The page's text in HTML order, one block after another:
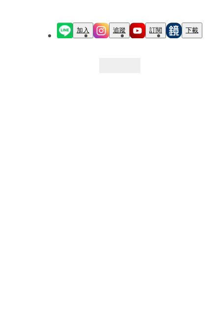
加入 追蹤 訂閱 下載